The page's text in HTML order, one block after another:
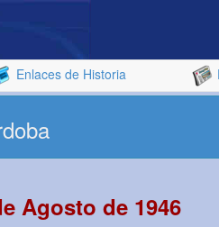
Enlaces de Historia
Agosto de 1946